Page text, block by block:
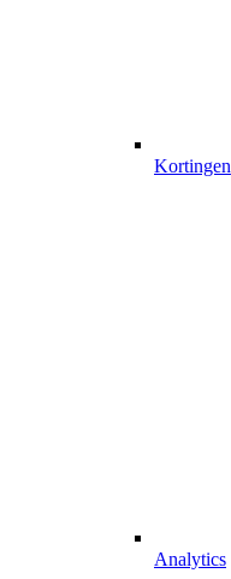
Kortingen
Analytics